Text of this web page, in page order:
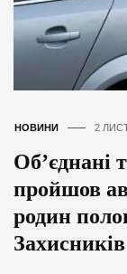
НОВИНИ 2
Об’єднані
пройшов
родин
Захисників